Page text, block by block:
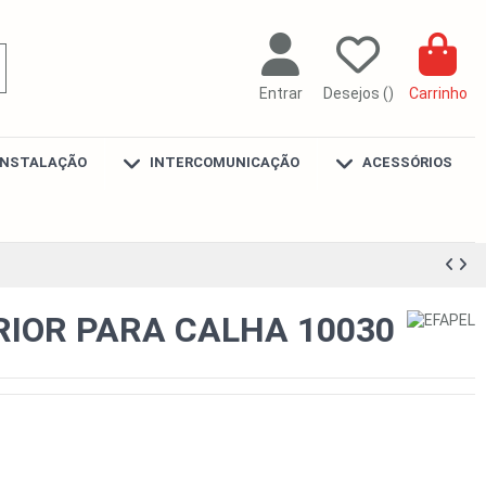
Entrar Desejos () Carrinho
INTERCOMUNICAÇÃO ACESSÓRIOS
PARA CALHA 10030